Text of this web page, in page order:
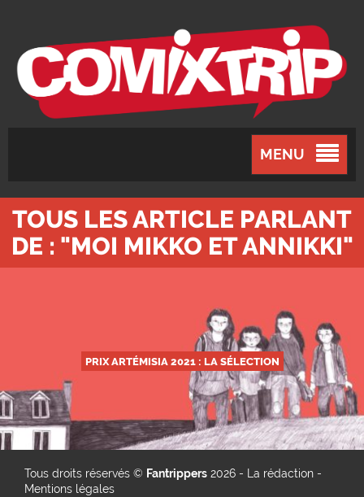
MENU
TOUS LES ARTICLE PARLANT
DE : "MOI MIKKO ET ANNIKKI"
PRIX ARTÉMISIA 2021 : LA SÉLECTION
Tous droits réservés © Fantrippers 2026 - La rédaction -
Mentions légales